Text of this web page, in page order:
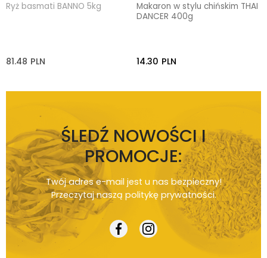
Ryż basmati BANNO 5kg
81.48 PLN
Makaron w stylu chińskim THAI
DANCER 400g
14.30 PLN
ŚLEDŹ NOWOŚCI I
PROMOCJE:
Twój adres e-mail jest u nas bezpieczny!
Przeczytaj naszą politykę prywatności.